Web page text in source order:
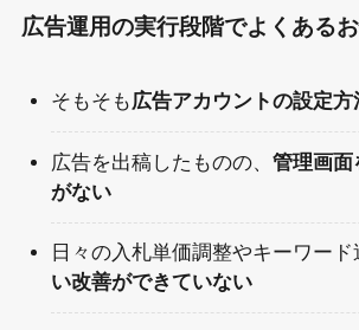
広告運用の実行段階でよくある
そもそも広告アカウントの設定
広告を出稿したものの、管理画面
がない
日々の入札単価調整やキーワー
い改善ができていない